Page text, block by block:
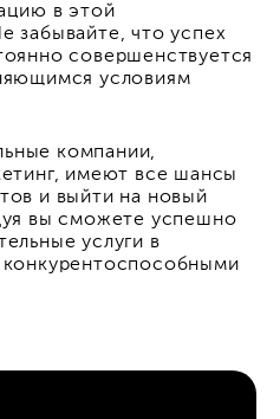
в этой
забывайте, что успех
совершенствуется
условиям
компании,
имеют все шансы
и выйти на новый
вы сможете успешно
услуги в
конкурентоспособными